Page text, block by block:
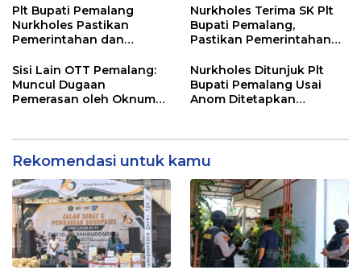
Desa
Dunia
Plt Bupati Pemalang
Nurkholes Pastikan
Pemerintahan dan
Berjalan
Nurkholes Terima SK Plt
Bupati Pemalang,
Pastikan Pemerintahan
Sisi Lain OTT Pemalang:
Muncul Dugaan
Pemerasan oleh Oknum
Nurkholes Ditunjuk Plt
Bupati Pemalang Usai
Anom Ditetapkan
Rekomendasi untuk kamu